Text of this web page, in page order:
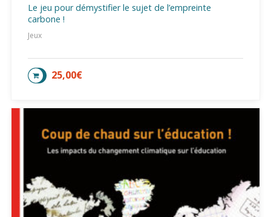
Le jeu pour démystifier le sujet de l’empreinte
carbone !
Jeux
25,00€
AJOUTER AU PANIER